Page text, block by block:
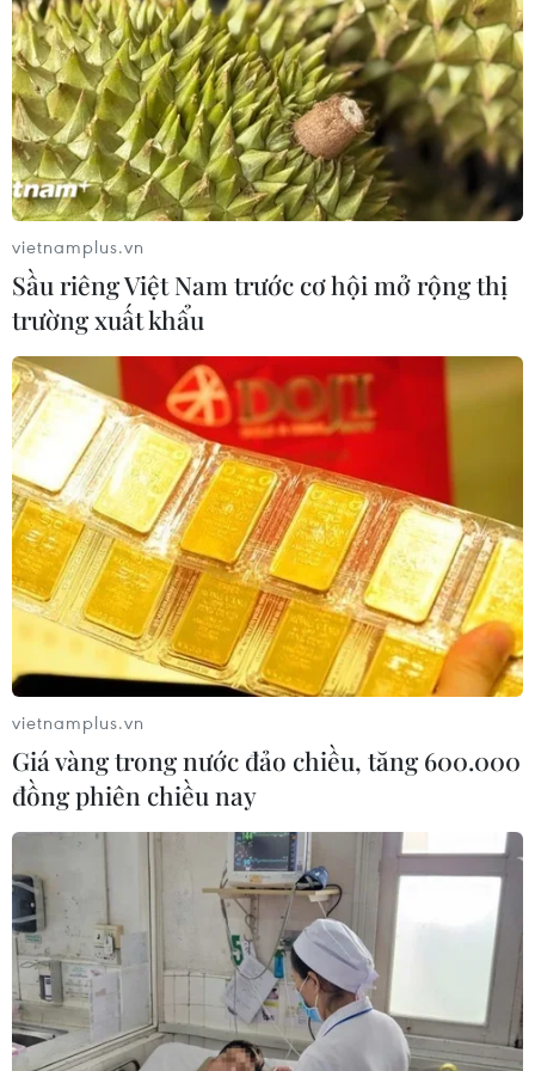
hơi hơn 500 tỷ USD trong một tuần
26/07/2026 01:21
Xem thêm
Tổng Biên tập: TRẦN TIẾN DUẨN
Phó Tổng Biên tập: NGUYỄN THỊ TÁM, KHÚC THANH
THỦY
Sở hữu trí tuệ
Quy định sử dụng
RSS
Hỗ trợ
Ngôn ngữ
TTXVN
Dịch vụ tin
Quảng cáo
Liên hệ
cấp ngày 11/9/2008.
Quảng cáo: Phó TBT Nguyễn Thị Tám: 093.5958688, Email:
tamvna@gmail.com
Điện thoại: (024) 39411349 - (024) 39411348, Fax: (024)
39411348
Email:vietnamplus2008@gmail.com
© Bản quyền thuộc về VietnamPlus, TTXVN. Cấm sao chép dưới
vietnamplus.vn
Sầu riêng Việt Nam trước cơ hội mở rộng thị
trường xuất khẩu
vietnamplus.vn
Giá vàng trong nước đảo chiều, tăng 600.000
đồng phiên chiều nay